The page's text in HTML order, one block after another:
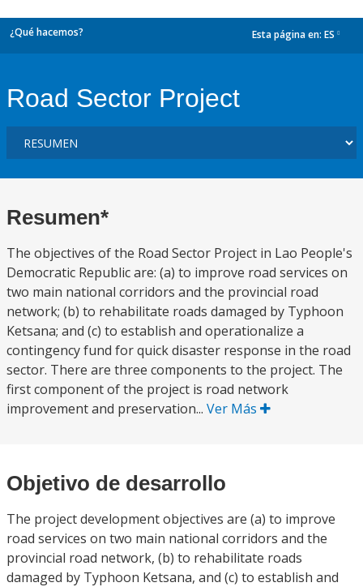
¿Qué hacemos? Esta página en: ES
Road Sector Project
Resumen*
The objectives of the Road Sector Project in Lao People's
Democratic Republic are: (a) to improve road services on
two main national corridors and the provincial road
network; (b) to rehabilitate roads damaged by Typhoon
Ketsana; and (c) to establish and operationalize a
contingency fund for quick disaster response in the road
sector. There are three components to the project. The
first component of the project is road network
improvement and preservation... Ver Más
Objetivo de desarrollo
The project development objectives are (a) to improve
road services on two main national corridors and the
provincial road network, (b) to rehabilitate roads
damaged by Typhoon Ketsana, and (c) to establish and